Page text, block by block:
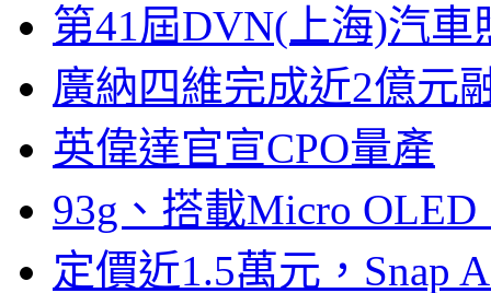
第41屆DVN(上海)汽
廣納四維完成近2億元
英偉達官宣CPO量產
93g、搭載Micro
定價近1.5萬元，Snap